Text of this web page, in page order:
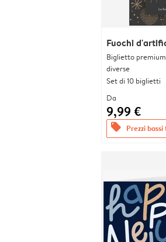
Fuochi
Biglietto
diverse
Set di 10 biglietti
Da
9,99 €
offers Prezzi